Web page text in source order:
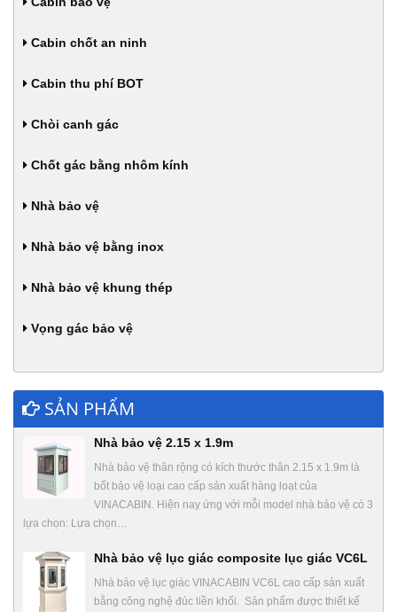
Cabin chốt an ninh
Cabin thu phí BOT
Chòi canh gác
Chốt gác bằng nhôm kính
Nhà bảo vệ
Nhà bảo vệ bằng inox
Nhà bảo vệ khung thép
Vọng gác bảo vệ
SẢN PHẨM
Nhà bảo vệ 2.15 x 1.9m
Nhà bảo vệ thân rộng có kích thước thân 2.15 x 1.9m là
bốt bảo vệ loại cao cấp sản xuất hàng loạt của
VINACABIN. Hiện nay ứng với mỗi model nhà bảo vệ có 3
lựa chọn: Lựa chọn…
Nhà bảo vệ lục giác composite lục giác VC6L
Nhà bảo vệ lục giác VINACABIN VC6L cao cấp sản xuất
bằng công nghệ đúc liền khối. Sản phẩm được thiết kế